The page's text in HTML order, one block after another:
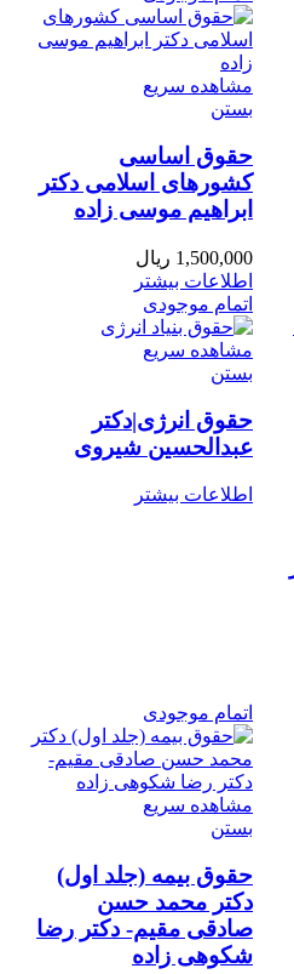
مشاهده سریع
بستن
حقوق اساسی
کشورهای اسلامی دکتر
ابراهیم موسی زاده
1,500,000 ریال
اطلاعات بیشتر
اتمام موجودی
مشاهده سریع
بستن
حقوق انرژی|دکتر
عبدالحسین شیروی
اطلاعات بیشتر
اتمام موجودی
مشاهده سریع
بستن
حقوق بیمه (جلد اول)
دکتر محمد حسن
صادقی مقیم- دکتر رضا
شکوهی زاده